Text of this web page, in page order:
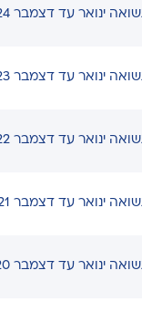
ינואר עד דצמבר 2024
ינואר עד דצמבר 2023
ינואר עד דצמבר 2022
ינואר עד דצמבר 2021
ינואר עד דצמבר 2020